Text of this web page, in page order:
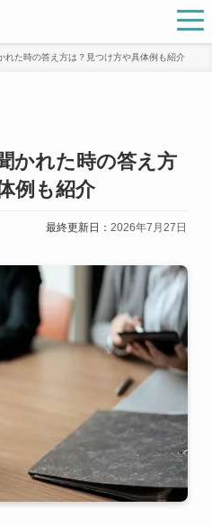
れた時の答え方は？見つけ方や具体例も紹介
かれた時の答え方
例も紹介
最終更新日：2026年7月27日